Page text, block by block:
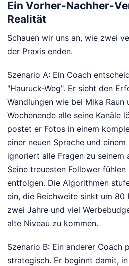
Ein Vorher-Nachher-
Realität
Schauen wir uns an, wie zwei
der Praxis enden.
Szenario A: Ein Coach
"Hauruck-Weg". Er sieht den
Wandlungen wie bei Mika Raun
Wochenende alle seine Kanäle
postet er Fotos in einem
einer neuen Sprache und
ignoriert alle Fragen zu seinem
Seine treuesten Follower
entfolgen. Die Algorithmen
ein, die Reichweite sinkt um 80
zwei Jahre und viel
alte Niveau zu kommen.
Szenario B: Ein anderer Coach
strategisch. Er beginnt damit,